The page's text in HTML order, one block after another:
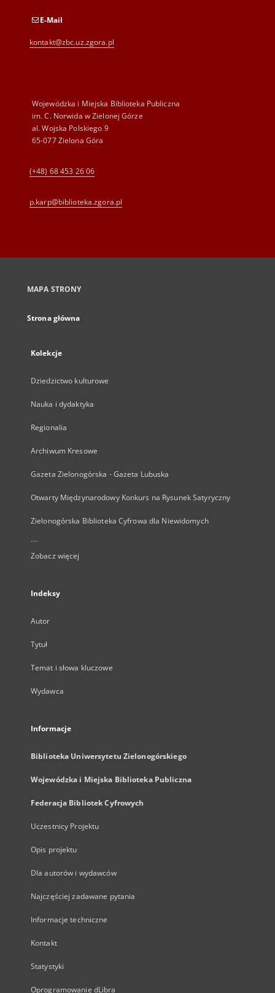
E-Mail
kontakt@zbc.uz.zgora.pl
Wojewódzka i Miejska Biblioteka Publiczna
im. C. Norwida w Zielonej Górze
al. Wojska Polskiego 9
65-077 Zielona Góra
(+48) 68 453 26 06
p.karp@biblioteka.zgora.pl
MAPA STRONY
Strona główna
Kolekcje
Dziedzictwo kulturowe
Nauka i dydaktyka
Regionalia
Archiwum Kresowe
Gazeta Zielonogórska - Gazeta Lubuska
Otwarty Międzynarodowy Konkurs na Rysunek Satyryczny
Zielonogórska Biblioteka Cyfrowa dla Niewidomych
...
Zobacz więcej
Indeksy
Autor
Tytuł
Temat i słowa kluczowe
Wydawca
Informacje
Biblioteka Uniwersytetu Zielonogórskiego
Wojewódzka i Miejska Biblioteka Publiczna
Federacja Bibliotek Cyfrowych
Uczestnicy Projektu
Opis projektu
Dla autorów i wydawców
Najczęściej zadawane pytania
Informacje techniczne
Kontakt
Statystyki
Oprogramowanie dLibra